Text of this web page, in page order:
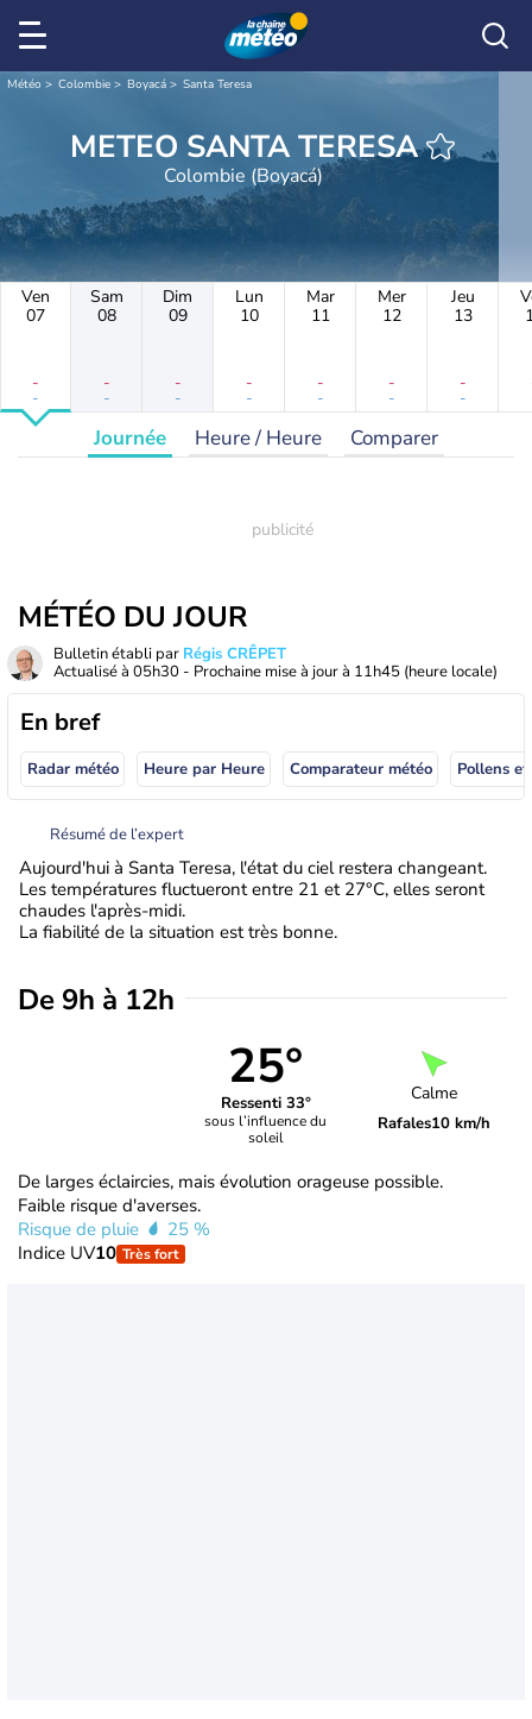
Météo Colombie Boyacá Santa Teresa
METEO SANTA TERESA
Colombie (Boyacá)
Ven
07
-
-
Sam
08
-
-
Dim
09
-
-
Lun
10
-
-
Mar
11
-
-
Mer
12
-
-
Jeu
13
-
-
Journée Heure / Heure Comparer
MÉTÉO DU JOUR
Bulletin établi par Régis CRÊPET
Actualisé à 05h30 - Prochaine mise à jour à 11h45 (heure locale)
En bref
Radar météo Heure par Heure Comparateur météo Pollens
Résumé de l’expert
Aujourd'hui à Santa Teresa, l'état du ciel restera changeant.
Les températures fluctueront entre 21 et 27°C, elles seront
chaudes l'après-midi.
La fiabilité de la situation est très bonne.
De 9h à 12h
25°
Ressenti 33°
sous l’influence du
soleil
Calme
Rafales10 km/h
De larges éclaircies, mais évolution orageuse possible.
Faible risque d'averses.
Risque de pluie
25 %
Indice UV10 Très fort